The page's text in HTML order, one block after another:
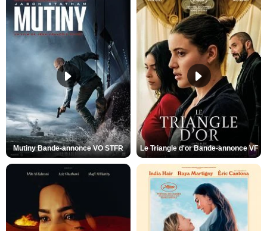
Mutiny Bande-annonce VO STFR Le Triangle d'or Bande-annonce VF